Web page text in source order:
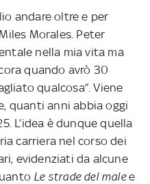
andare oltre e per
Morales. Peter
nella mia vita ma
quando avrò 30
qualcosa”. Viene
quanti anni abbia oggi
L’idea è dunque quella
carriera nel corso dei
evidenziati da alcune
Le strade del malee